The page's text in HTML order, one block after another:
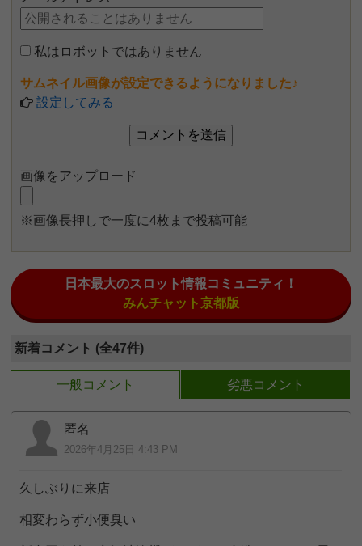
私はロボットではありません
サムネイル画像が設定できるようになりました♪
設定してみる
画像をアップロード
※画像長押しで一度に4枚まで投稿可能
日本最大のスロット情報コミュニティ！
みんチャット京都版
新着コメント (全47件)
一般コメント 劣悪コメント
匿名
2026年4月25日 4:43 PM
久しぶりに来店
相変わらず小便臭い